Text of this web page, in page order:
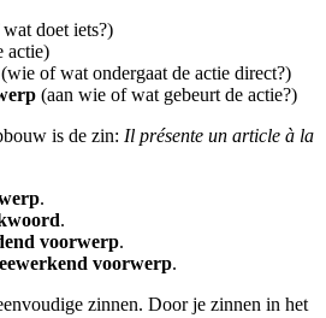
doet iets?)
actie)
(wie of wat ondergaat de actie direct?)
(aan wie of wat gebeurt de actie?)
is de zin: Il présente un article à la
.
.
voorwerp.
voorwerp.
zinnen. Door je zinnen in het